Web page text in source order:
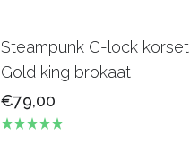
Steampunk C-lock korset
Gold king brokaat
€79,00